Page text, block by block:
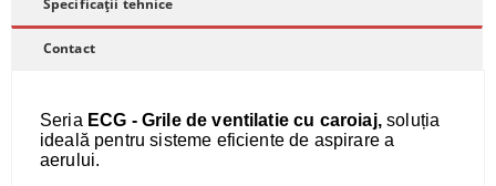
Specificații tehnice
Contact
Seria ECG - Grile de ventilatie cu caroiaj,soluția
ideală pentru sisteme eficiente de aspirare a
aerului.